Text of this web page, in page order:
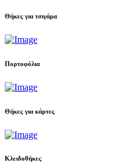
Θήκες για τσιγάρα
Πορτοφόλια
Θήκες για κάρτες
Κλειδοθήκες